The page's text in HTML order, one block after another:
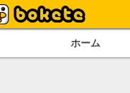
ホーム